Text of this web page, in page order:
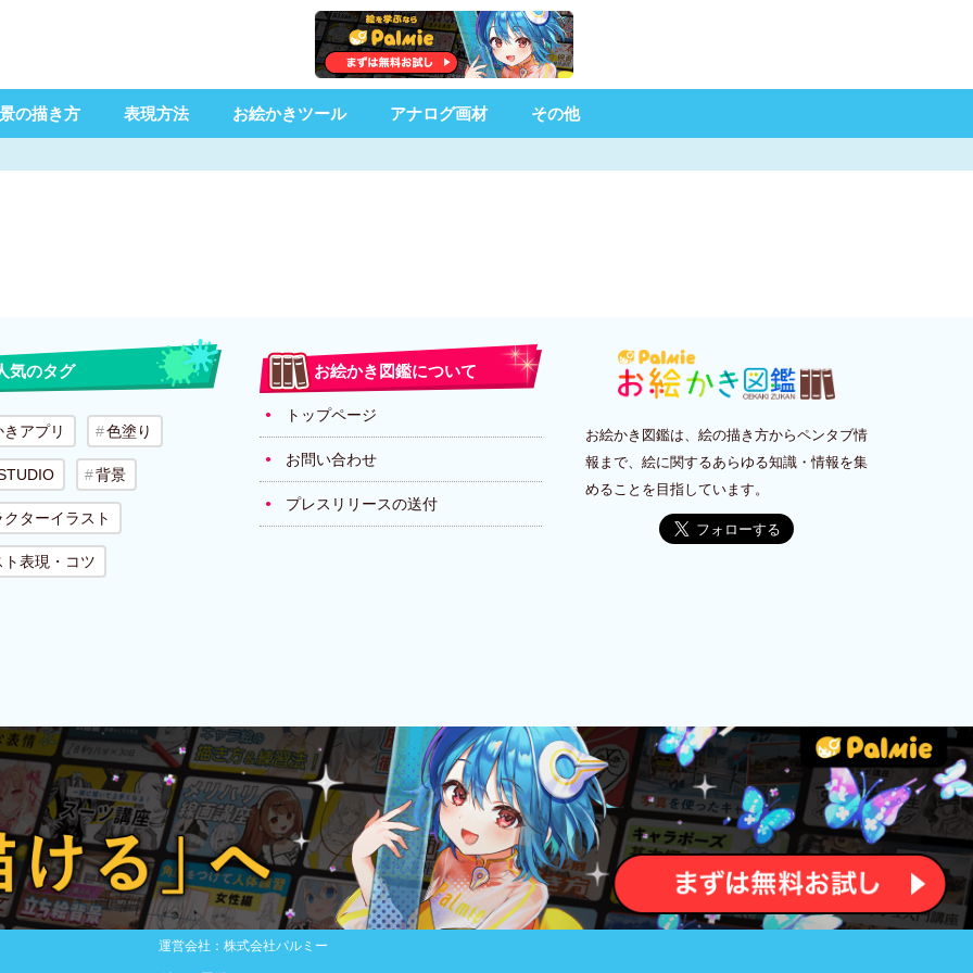
の描き方 表現方法 お絵かきツール アナログ画材 その他
気のタグ
アプリ 色塗り
背景
ターイラスト
ト表現・コツ
お絵かき図鑑について
トップページ
お問い合わせ
プレスリリースの送付
お絵かき図鑑は、絵の描き方からペンタブ情
報まで、絵に関するあらゆる知識・情報を集
めることを目指しています。
運営会社：株式会社パルミー